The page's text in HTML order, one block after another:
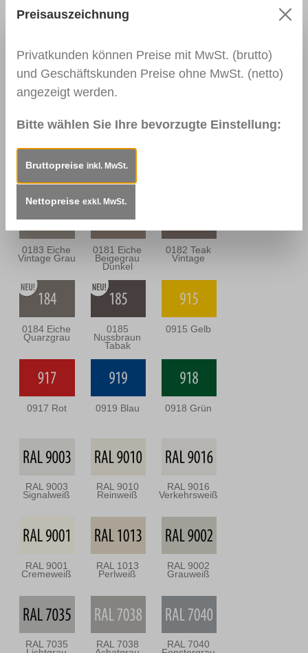
0111
Nussbaum
0166 Wenge
0164
Nussbaum
0112
0163
Braun
0157
Mooreiche
0183 Eiche
Vintage Grau
0181 Eiche
Beigegrau
Dunkel
0182 Teak
Vintage
0184 Eiche
Quarzgrau
0185
Nussbraun
Tabak
0915 Gelb
0917 Rot 0919 Blau 0918 Grün
RAL 9003
Signalweiß
RAL 9010
Reinweiß
RAL 9016
Verkehrsweiß
RAL 9001
Cremeweiß
RAL 1013
Perlweiß
RAL 9002
Grauweiß
RAL 7035 RAL 7038 RAL 7040
Preisauszeichnung
Privatkunden können Preise mit MwSt. (brutto)
und Geschäftskunden Preise ohne MwSt. (netto)
angezeigt werden.
Bitte wählen Sie Ihre bevorzugte Einstellung:
Bruttopreise inkl. MwSt.
Nettopreise exkl. MwSt.